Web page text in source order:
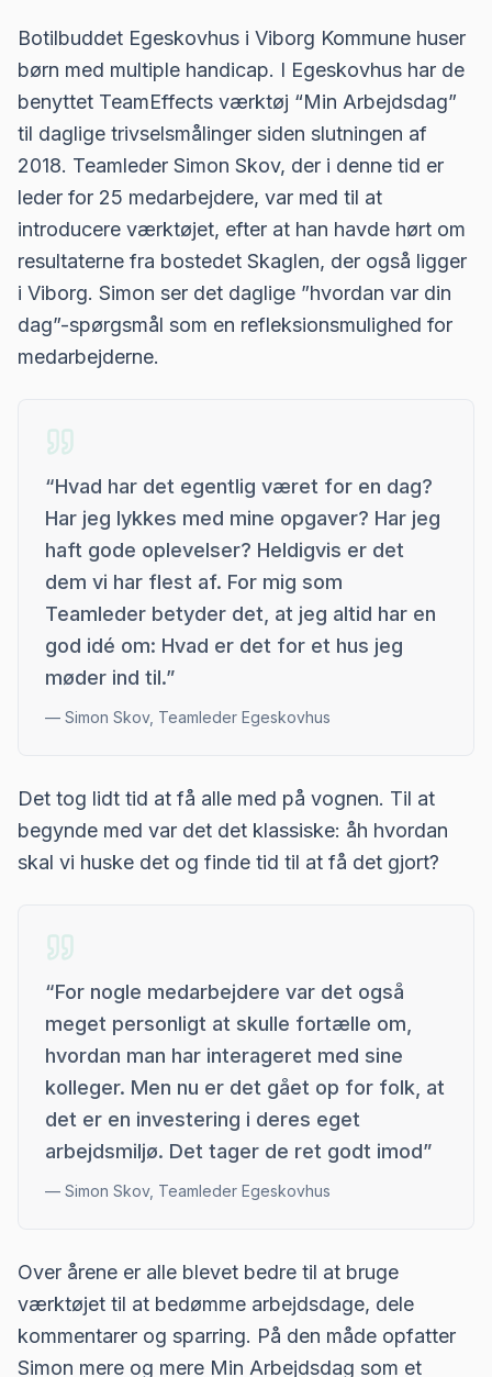
Botilbuddet Egeskovhus i Viborg Kommune huser
børn med multiple handicap. I Egeskovhus har de
benyttet TeamEffects værktøj “Min Arbejdsdag”
til daglige trivselsmålinger siden slutningen af
2018. Teamleder Simon Skov, der i denne tid er
leder for 25 medarbejdere, var med til at
introducere værktøjet, efter at han havde hørt om
resultaterne fra bostedet Skaglen, der også ligger
i Viborg. Simon ser det daglige ”hvordan var din
dag”-spørgsmål som en refleksionsmulighed for
medarbejderne.
“Hvad har det egentlig været for en dag?
Har jeg lykkes med mine opgaver? Har jeg
haft gode oplevelser? Heldigvis er det
dem vi har flest af. For mig som
Teamleder betyder det, at jeg altid har en
god idé om: Hvad er det for et hus jeg
møder ind til.”
— Simon Skov, Teamleder Egeskovhus
Det tog lidt tid at få alle med på vognen. Til at
begynde med var det det klassiske: åh hvordan
skal vi huske det og finde tid til at få det gjort?
“For nogle medarbejdere var det også
meget personligt at skulle fortælle om,
hvordan man har interageret med sine
kolleger. Men nu er det gået op for folk, at
det er en investering i deres eget
arbejdsmiljø. Det tager de ret godt imod”
— Simon Skov, Teamleder Egeskovhus
Over årene er alle blevet bedre til at bruge
værktøjet til at bedømme arbejdsdage, dele
kommentarer og sparring. På den måde opfatter
Simon mere og mere Min Arbejdsdag som et